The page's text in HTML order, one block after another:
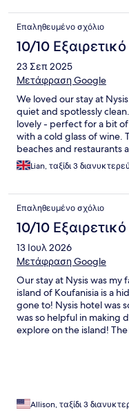
Επαληθευμένο σχόλιο
10/10 Εξαιρετικό
23 Σεπ 2025
Μετάφραση Google
We loved our stay at
quiet and spotlessly
lovely - perfect for a bit
with a cold glass of wine.
beaches and restaurants
can take you to the
really elevates this hotel
to help. The
was also most welcome.
where will be staying.
Lian, ταξίδι 3
Επαληθευμένο σχόλιο
10/10 Εξαιρετικό
13 Ιουλ 2026
Μετάφραση Google
Our stay at Nysis was my
island of Koufanisia is a
gone to! Nysis hotel was
was so helpful in making
explore on the island!
Allison, ταξίδι 3